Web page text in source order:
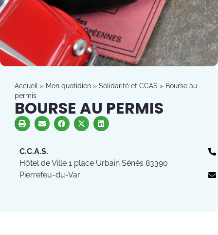
Accueil » Mon quotidien » Solidarité et CCAS » Bourse au
permis
BOURSE AU PERMIS
C.C.A.S.
Hôtel de Ville 1 place Urbain Sénès 83390
Pierrefeu-du-Var